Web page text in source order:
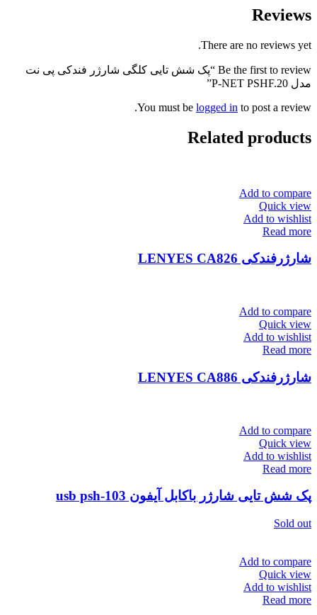
Reviews
There are no reviews yet.
Be the first to review “پک شش تایی کلگی شارژر فندکی پی نت
مدل P-NET PSHF.20”
You must be logged in to post a review.
Related products
Add to compare
Quick view
Add to wishlist
Read more
شارژرفندکی LENYES CA826
Add to compare
Quick view
Add to wishlist
Read more
شارژرفندکی LENYES CA886
Add to compare
Quick view
Add to wishlist
Read more
پک شش تایی شارژر باکابل آیفون 103-usb psh
Sold out
Add to compare
Quick view
Add to wishlist
Read more